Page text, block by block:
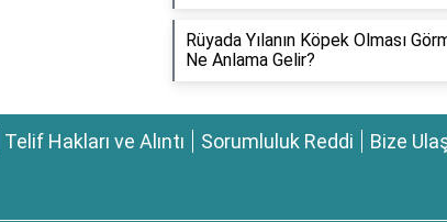
Rüyada Yılanın Köpek Olması
Ne Anlama Gelir?
Telif Hakları ve Alıntı Sorumluluk Reddi Bize